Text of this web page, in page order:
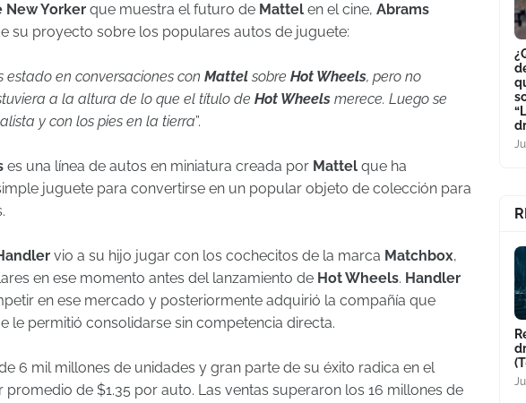
New Yorker que muestra el futuro de Mattel en el cine, Abrams
su proyecto sobre los populares autos de juguete:
en conversaciones con Mattel sobre Hot Wheels, pero no
a la altura de lo que el título de Hot Wheels merece. Luego se
y con los pies en la tierra”.
es una línea de autos en miniatura creada por Mattel que ha
juguete para convertirse en un popular objeto de colección para
vio a su hijo jugar con los cochecitos de la marca Matchbox,
en ese momento antes del lanzamiento de Hot Wheels. Handler
en ese mercado y posteriormente adquirió la compañía que
le permitió consolidarse sin competencia directa.
6 mil millones de unidades y gran parte de su éxito radica en el
de $1.35 por auto. Las ventas superaron los 16 millones de